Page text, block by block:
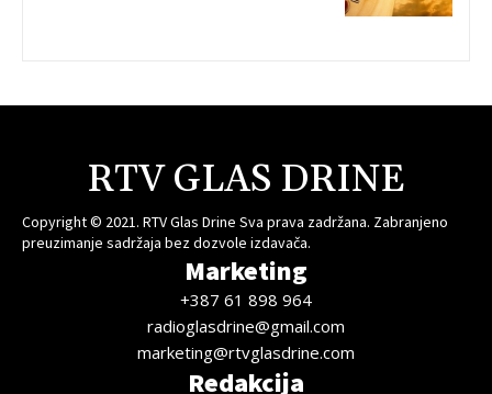
RTV GLAS DRINE
Copyright © 2021. RTV Glas Drine Sva prava zadržana. Zabranjeno
preuzimanje sadržaja bez dozvole izdavača.
Marketing
+387 61 898 964
radioglasdrine@gmail.com
marketing@rtvglasdrine.com
Redakcija